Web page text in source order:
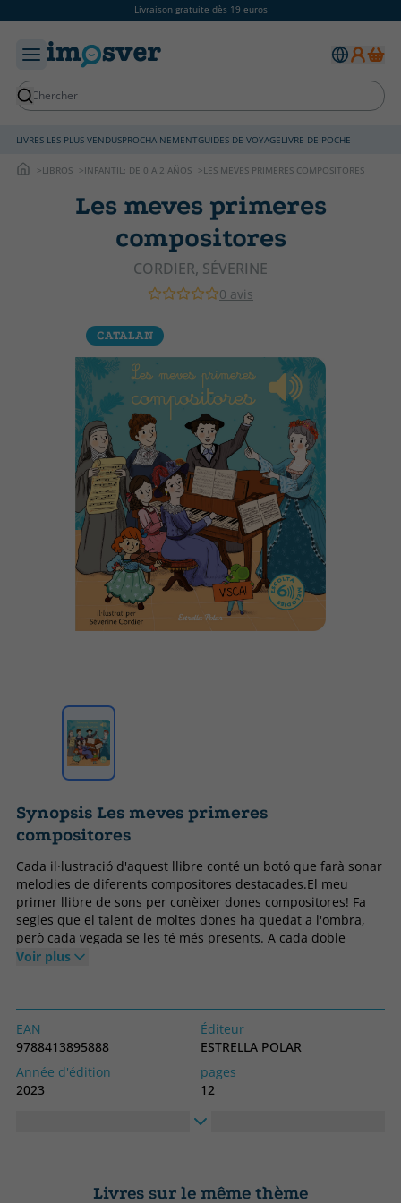
Livraison gratuite dès 19 euros
LIVRES LES PLUS VENDUSPROCHAINEMENTGUIDES DE VOYAGELIVRE DE POCHE
LIBROS INFANTIL: DE 0 A 2 AÑOS LES MEVES PRIMERES COMPOSITORES
Les meves primeres
compositores
CORDIER, SÉVERINE
0 avis
CATALAN
Synopsis Les meves primeres
compositores
Cada il·lustració d'aquest llibre conté un botó que farà sonar
melodies de diferents compositores destacades.El meu
primer llibre de sons per conèixer dones compositores! Fa
segles que el talent de moltes dones ha quedat a l'ombra,
però cada vegada se les té més presents. A cada doble
pàgina d'aquest llibre trobareu un botó amb el que podreu
Holmès, Cécile Chaminade y Ethel Smyth. Et transportaran a
l'Edat Mitjana, a un saló vienès o fins i tot a la lluita
sufragista deixa't portar pel ritme de la música! Una alegre
il·lustració acompanya cada melodia i fa que aquesta
recopilació de 6 fragments musicals de diferents
compositores sigui única. Mentre escolta les melodies, la
criatura se sorprendrà amb els detalls i els colors de les
botons tenen la mida ideal per a mans petites, de manera
Voir plus
EAN
9788413895888
Éditeur
ESTRELLA POLAR
Année d'édition
2023
pages
12
langage
Livres sur le même thème